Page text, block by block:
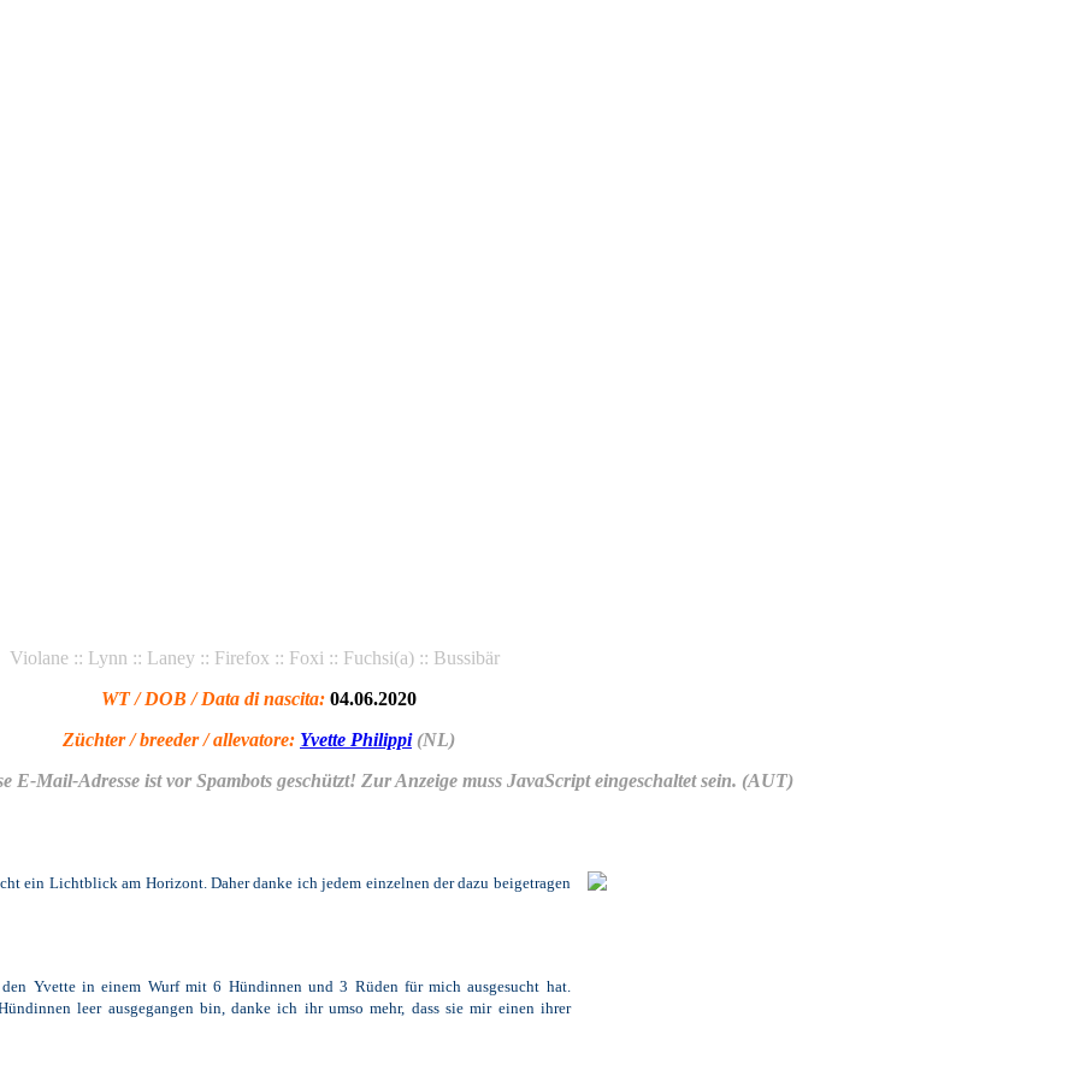
Violane :: Lynn :: Laney :: Firefox :: Foxi :: Fuchsi(a) :: Bussibär
WT / DOB / Data di nascita: 04.06.2020
Züchter / breeder / allevatore: Yvette Philippi(NL)
E-Mail-Adresse ist vor Spambots geschützt! Zur Anzeige muss JavaScript eingeschaltet sein. (AUT)
ein Lichtblick am Horizont. Daher danke ich jedem einzelnen der dazu beigetragen
Yvette in einem Wurf mit 6 Hündinnen und 3 Rüden für mich ausgesucht hat.
leer ausgegangen bin, danke ich ihr umso mehr, dass sie mir einen ihrer